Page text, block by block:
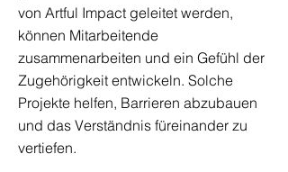
von Artful Impact geleitet werden,
können Mitarbeitende
zusammenarbeiten und ein Gefühl der
Zugehörigkeit entwickeln. Solche
Projekte helfen, Barrieren abzubauen
und das Verständnis füreinander zu
vertiefen.